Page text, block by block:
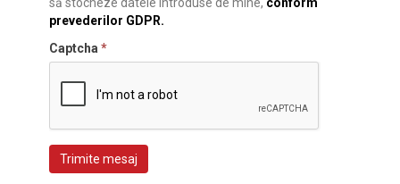
prevederilor GDPR.
Captcha *
Trimite mesaj